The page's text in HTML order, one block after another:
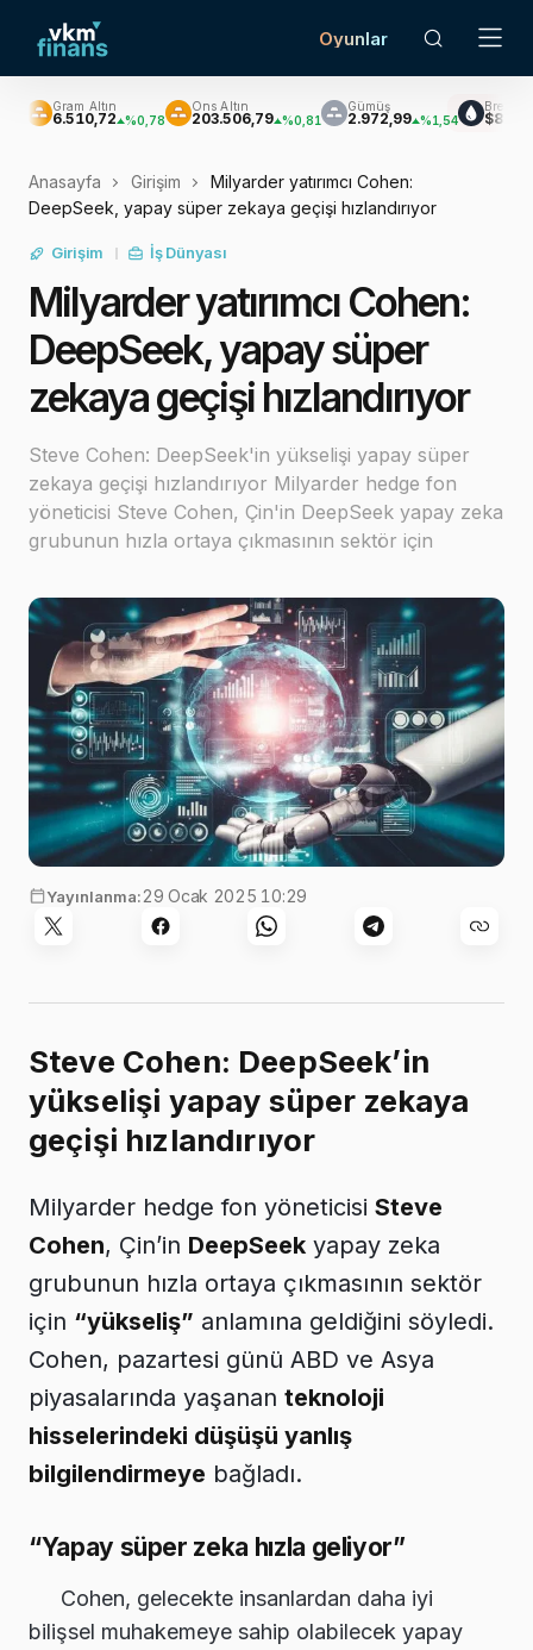
Oyunlar
Altın
%0,78
Ons Altın
203.506,79 %0,81
Gümüş
2.972,99 %1,54
Brent Petrol
$82,90 %0,14
Anasayfa Girişim
Milyarder yatırımcı Cohen:
DeepSeek, yapay süper zekaya geçişi hızlandırıyor
Girişim İş Dünyası
Milyarder yatırımcı Cohen:
DeepSeek, yapay süper
zekaya geçişi hızlandırıyor
Steve Cohen: DeepSeek'in yükselişi yapay süper
zekaya geçişi hızlandırıyor Milyarder hedge fon
yöneticisi Steve Cohen, Çin'in DeepSeek yapay zeka
grubunun hızla ortaya çıkmasının sektör için
Yayınlanma:29 Ocak 2025 10:29
Steve Cohen: DeepSeek’in
yükselişi yapay süper zekaya
geçişi hızlandırıyor
Milyarder hedge fon yöneticisi Steve
Cohen, Çin’in DeepSeek yapay zeka
grubunun hızla ortaya çıkmasının sektör
için “yükseliş” anlamına geldiğini söyledi.
Cohen, pazartesi günü ABD ve Asya
piyasalarında yaşanan teknoloji
hisselerindeki düşüşü yanlış
bilgilendirmeye bağladı.
“Yapay süper zeka hızla geliyor”
Cohen, gelecekte insanlardan daha iyi
bilişsel muhakemeye sahip olabilecek yapay